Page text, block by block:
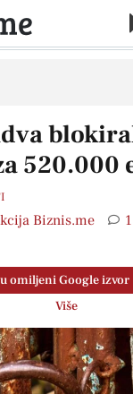
520.000
Biznis.me 1
omiljeni Google izvor
Više